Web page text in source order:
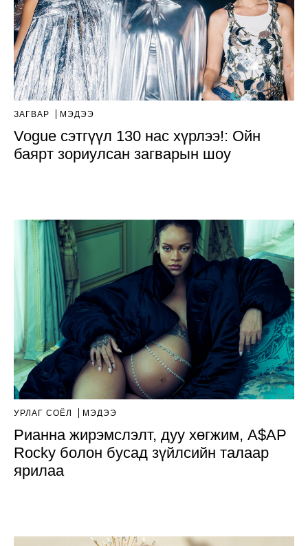
ЗАГВАР МЭДЭЭ
Vogue сэтгүүл 130 нас хүрлээ!: Ойн
баярт зориулсан загварын шоу
УРЛАГ СОЁЛ МЭДЭЭ
Рианна жирэмслэлт, дуу хөгжим, A$AP
Rocky болон бусад зүйлсийн талаар
ярилаа